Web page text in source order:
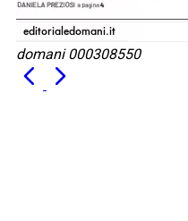
domani 000308550